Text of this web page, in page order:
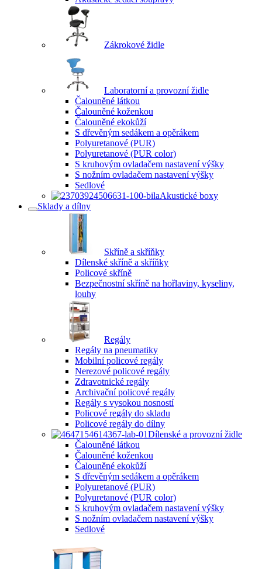
Zákrokové židle
Laboratorní a provozní židle
Čalouněné látkou
Čalouněné koženkou
Čalouněné ekokůží
S dřevěným sedákem a opěrákem
Polyuretanové (PUR)
Polyuretanové (PUR color)
S kruhovým ovladačem nastavení výšky
S nožním ovladačem nastavení výšky
Sedlové
Akustické boxy
Sklady a dílny
Skříně a skříňky
Dílenské skříně a skříňky
Policové skříně
Bezpečnostní skříně na hořlaviny, kyseliny,
louhy
Regály
Regály na pneumatiky
Mobilní policové regály
Nerezové policové regály
Zdravotnické regály
Archivační policové regály
Regály s vysokou nosností
Policové regály do skladu
Policové regály do dílny
Dílenské a provozní židle
Čalouněné látkou
Čalouněné koženkou
Čalouněné ekokůží
S dřevěným sedákem a opěrákem
Polyuretanové (PUR)
Polyuretanové (PUR color)
S kruhovým ovladačem nastavení výšky
S nožním ovladačem nastavení výšky
Sedlové